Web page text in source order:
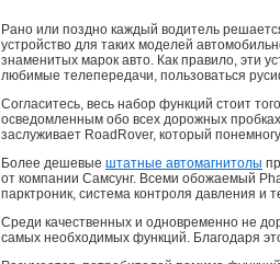
Рано или поздно каждый водитель
устройство для таких моделей
знаменитых марок авто. Как правило, эти
любимые телепередачи, пользоваться
Согласитесь, весь набор функций стоит
осведомленным обо всех дорожных
заслуживает RoadRover, который
Более дешевые штатные автомагнитолы
от компании Самсунг. Всеми обожаемый
парктроник, система контроля давления и
Среди качественных и одновременно не
самых необходимых функций. Благодаря